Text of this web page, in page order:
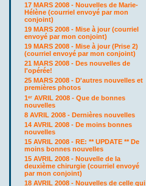
17 MARS 2008 - Nouvelles de Marie-
Hélène (courriel envoyé par mon
conjoint)
19 MARS 2008 - Mise à jour (courriel
envoyé par mon conjoint)
19 MARS 2008 - Mise à jour (Prise 2)
(courriel envoyé par mon conjoint)
21 MARS 2008 - Des nouvelles de
l'opérée!
25 MARS 2008 - D'autres nouvelles et
premières photos
1er AVRIL 2008 - Que de bonnes
nouvelles
8 AVRIL 2008 - Dernières nouvelles
14 AVRIL 2008 - De moins bonnes
nouvelles
15 AVRIL 2008 - RE: ** UPDATE ** De
moins bonnes nouvelles
15 AVRIL 2008 - Nouvelle de la
deuxième chirurgie (courriel envoyé
par mon conjoint)
18 AVRIL 2008 - Nouvelles de celle qui